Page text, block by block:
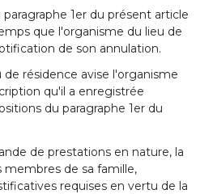
1er du présent article
que l'organisme du lieu de
de son annulation.
résidence avise l'organisme
qu'il a enregistrée
du paragraphe 1er du
de prestations en nature, la
membres de sa famille,
requises en vertu de la